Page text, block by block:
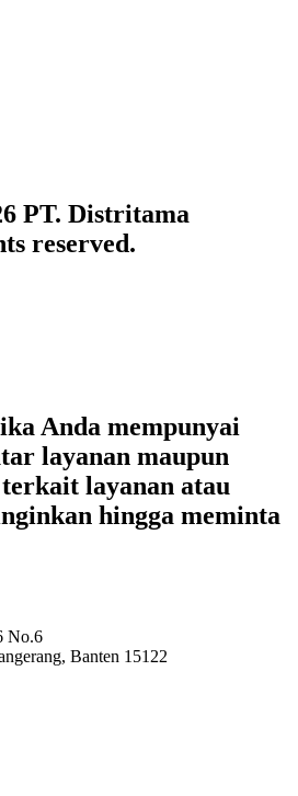
PT. Distritama
reserved.
Anda mempunyai
layanan maupun
layanan atau
hingga meminta
No.6
Banten 15122